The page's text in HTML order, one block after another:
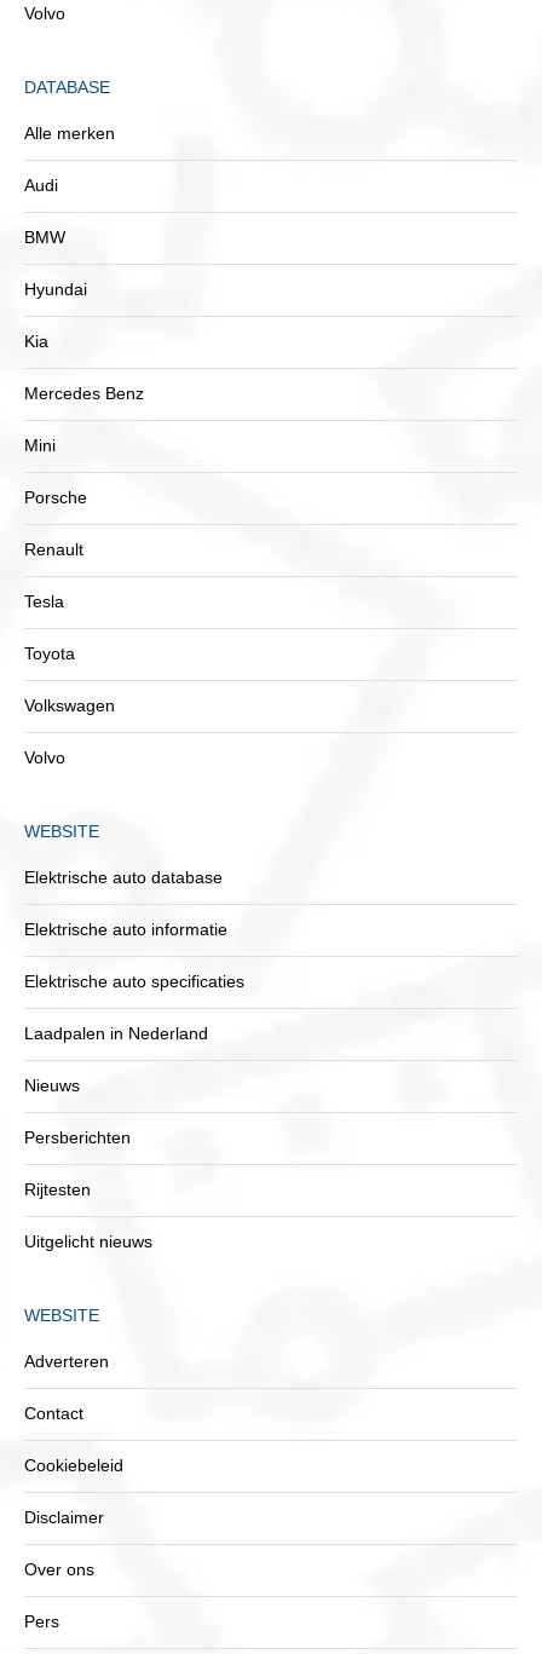
Volvo
DATABASE
Alle merken
Audi
BMW
Hyundai
Kia
Mercedes Benz
Mini
Porsche
Renault
Tesla
Toyota
Volkswagen
Volvo
WEBSITE
Elektrische auto database
Elektrische auto informatie
Elektrische auto specificaties
Laadpalen in Nederland
Nieuws
Persberichten
Rijtesten
Uitgelicht nieuws
WEBSITE
Adverteren
Contact
Cookiebeleid
Disclaimer
Over ons
Pers